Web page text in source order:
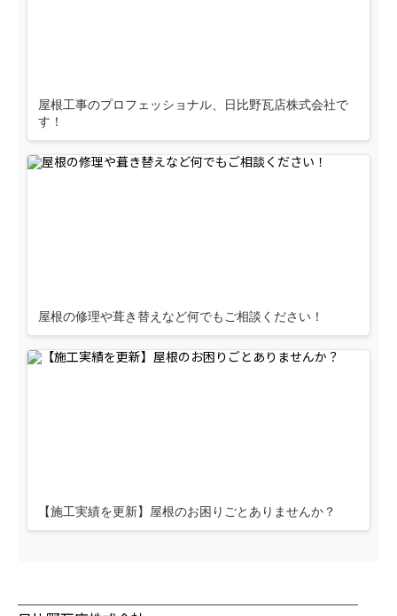
屋根工事のプロフェッショナル、日比野瓦店株式会社で
す！
屋根の修理や葺き替えなど何でもご相談ください！
【施工実績を更新】屋根のお困りごとありませんか？
────────────────────────